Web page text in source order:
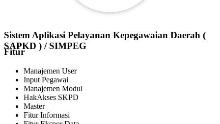
Sistem Aplikasi Pelayanan Kepegawaian Daerah (
SAPKD ) / SIMPEG
Fitur
Manajemen User
Input Pegawai
Manajemen Modul
HakAkses SKPD
Master
Fitur Informasi